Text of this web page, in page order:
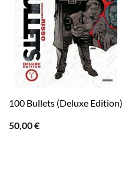
100 Bullets (Deluxe Edition)
50,00€